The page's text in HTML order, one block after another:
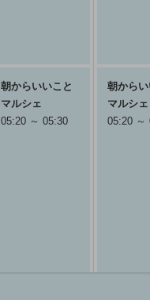
朝からいいこと
マルシェ
05:20 ～ 05:30
朝からい
マルシェ
05:20 ～